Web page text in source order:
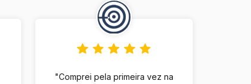
"Comprei pela primeira vez na